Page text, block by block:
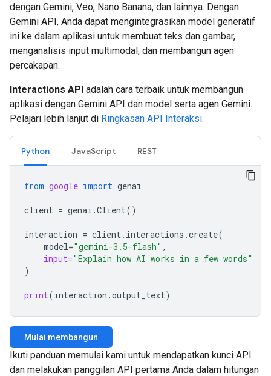
dengan Gemini, Veo, Nano Banana, dan lainnya. Dengan
Gemini API, Anda dapat mengintegrasikan model generatif
ini ke dalam aplikasi untuk membuat teks dan gambar,
menganalisis input multimodal, dan membangun agen
percakapan.
Interactions API adalah cara terbaik untuk membangun
aplikasi dengan Gemini API dan model serta agen Gemini.
Pelajari lebih lanjut di Ringkasan API Interaksi.
Python JavaScript REST
from google import genai
client = genai .Client()
interaction = client. interactions .create(
model="gemini-3.5-flash" ,
input="Explain how AI works in a few words"
)
print(interaction .output_text)
Mulai membangun
Ikuti panduan memulai kami untuk mendapatkan kunci API
dan melakukan panggilan API pertama Anda dalam hitungan